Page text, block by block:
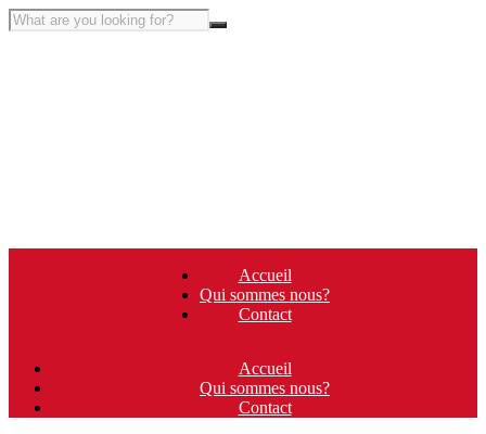
Accueil
Qui sommes nous?
Contact
Accueil
Qui sommes nous?
Contact